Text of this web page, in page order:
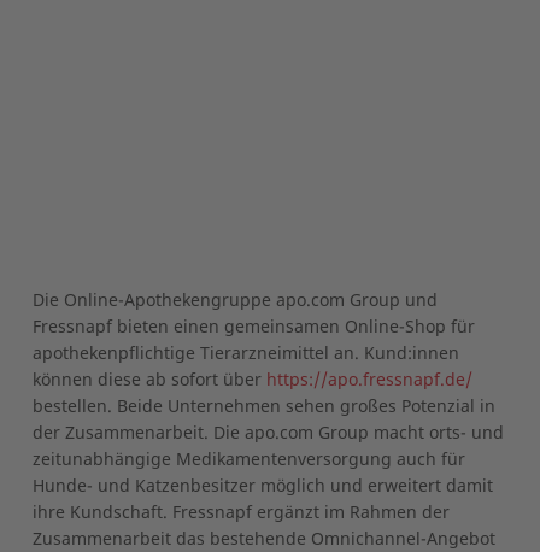
Die Online-Apothekengruppe apo.com Group und
Fressnapf bieten einen gemeinsamen Online-Shop für
apothekenpflichtige Tierarzneimittel an. Kund:innen
können diese ab sofort über https://apo.fressnapf.de/
bestellen. Beide Unternehmen sehen großes Potenzial in
der Zusammenarbeit. Die apo.com Group macht orts- und
zeitunabhängige Medikamentenversorgung auch für
Hunde- und Katzenbesitzer möglich und erweitert damit
ihre Kundschaft. Fressnapf ergänzt im Rahmen der
Zusammenarbeit das bestehende Omnichannel-Angebot